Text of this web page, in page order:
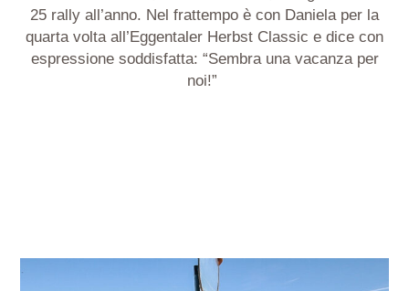
25 rally all’anno. Nel frattempo è con Daniela per la
quarta volta all’Eggentaler Herbst Classic e dice con
espressione soddisfatta: “Sembra una vacanza per
noi!”